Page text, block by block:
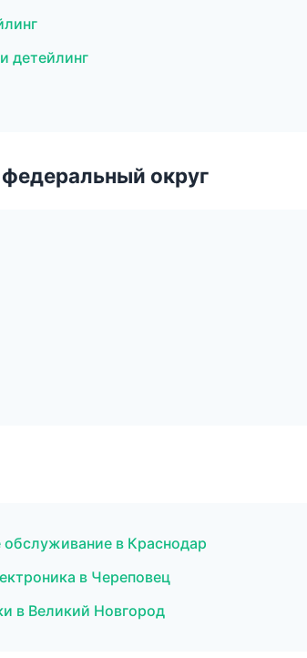
детейлинг
округ
в Краснодар
в Череповец
в Великий Новгород